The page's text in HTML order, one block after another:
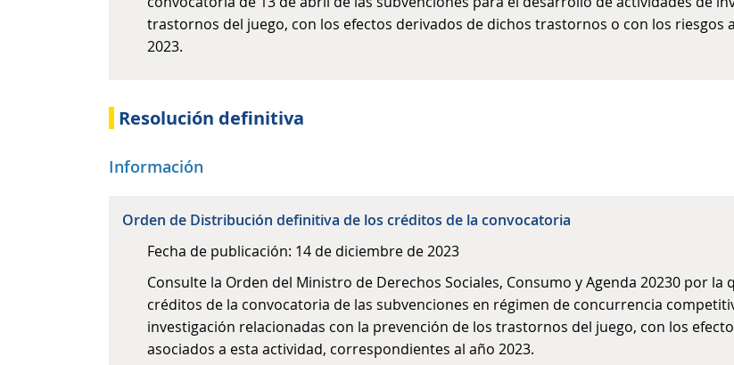
trastornos del juego, con los efectos derivados de dichos trastornos o con los riesgos
2023.
Resolución definitiva
Información
Orden de Distribución definitiva de los créditos de la convocatoria
Fecha de publicación: 14 de diciembre de 2023
Consulte la Orden del Ministro de Derechos Sociales, Consumo y Agenda 20230 por
créditos de la convocatoria de las subvenciones en régimen de concurrencia
investigación relacionadas con la prevención de los trastornos del juego, con los
asociados a esta actividad, correspondientes al año 2023.